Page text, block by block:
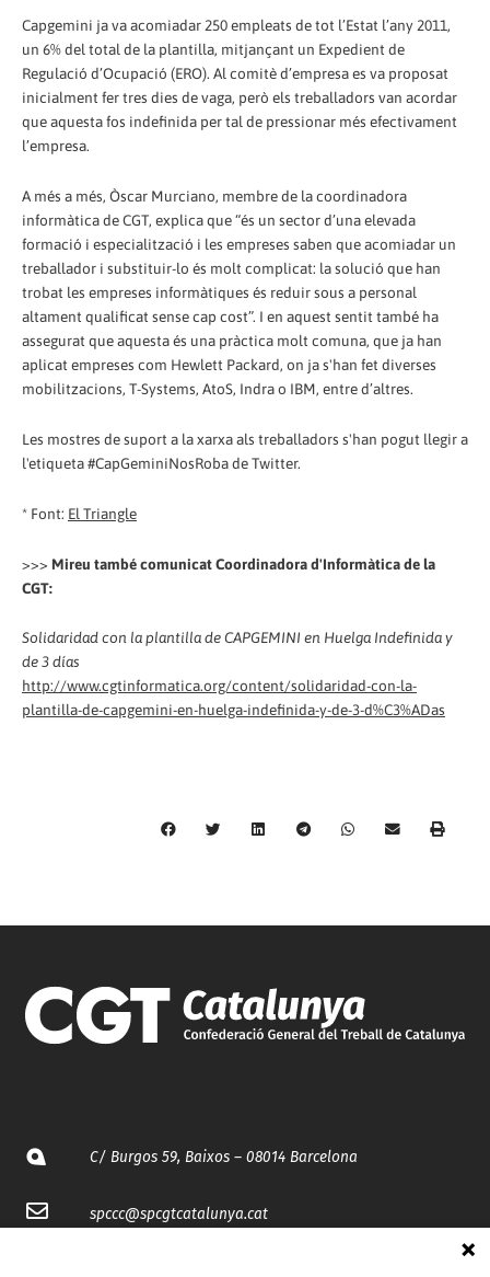
Capgemini ja va acomiadar 250 empleats de tot l’Estat l’any 2011,
un 6% del total de la plantilla, mitjançant un Expedient de
Regulació d’Ocupació (ERO). Al comitè d’empresa es va proposat
inicialment fer tres dies de vaga, però els treballadors van acordar
que aquesta fos indefinida per tal de pressionar més efectivament
l’empresa.
A més a més, Òscar Murciano, membre de la coordinadora
informàtica de CGT, explica que “és un sector d’una elevada
formació i especialització i les empreses saben que acomiadar un
treballador i substituir-lo és molt complicat: la solució que han
trobat les empreses informàtiques és reduir sous a personal
altament qualificat sense cap cost”. I en aquest sentit també ha
assegurat que aquesta és una pràctica molt comuna, que ja han
aplicat empreses com Hewlett Packard, on ja s'han fet diverses
mobilitzacions, T-Systems, AtoS, Indra o IBM, entre d’altres.
Les mostres de suport a la xarxa als treballadors s'han pogut llegir a
l'etiqueta #CapGeminiNosRoba de Twitter.
* Font: El Triangle
>>> Mireu també comunicat Coordinadora d'Informàtica de la
CGT:
Solidaridad con la plantilla de CAPGEMINI en Huelga Indefinida y
de 3 días
http://www.cgtinformatica.org/content/solidaridad-con-la-
plantilla-de-capgemini-en-huelga-indefinida-y-de-3-d%C3%ADas
C/ Burgos 59, Baixos – 08014 Barcelona
spccc@spcgtcatalunya.cat